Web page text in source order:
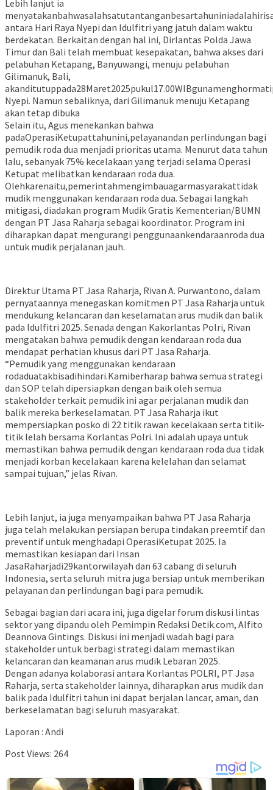
Lebih lanjut ia
antara Hari Raya Nyepi dan Idulfitri yang jatuh dalam waktu
berdekatan. Berkaitan dengan hal ini, Dirlantas Polda Jawa
Timur dan Bali telah membuat kesepakatan, bahwa akses dari
pelabuhan Ketapang, Banyuwangi, menuju pelabuhan
Gilimanuk, Bali,
Nyepi. Namun sebaliknya, dari Gilimanuk menuju Ketapang
akan tetap dibuka
Selain itu, Agus menekankan bahwa
padaOperasiKetupattahunini,pelayanandan perlindungan bagi
pemudik roda dua menjadi prioritas utama. Menurut data tahun
lalu, sebanyak 75% kecelakaan yang terjadi selama Operasi
Ketupat melibatkan kendaraan roda dua.
Olehkarenaitu,pemerintahmengimbauagarmasyarakattidak
mudik menggunakan kendaraan roda dua. Sebagai langkah
mitigasi, diadakan program Mudik Gratis Kementerian/BUMN
dengan PT Jasa Raharja sebagai koordinator. Program ini
diharapkan dapat mengurangi penggunaankendaraanroda dua
untuk mudik perjalanan jauh.
Direktur Utama PT Jasa Raharja, Rivan A. Purwantono, dalam
pernyataannya menegaskan komitmen PT Jasa Raharja untuk
mendukung kelancaran dan keselamatan arus mudik dan balik
pada Idulfitri 2025. Senada dengan Kakorlantas Polri, Rivan
mengatakan bahwa pemudik dengan kendaraan roda dua
mendapat perhatian khusus dari PT Jasa Raharja.
“Pemudik yang menggunakan kendaraan
rodaduatakbisadihindari.Kamiberharap bahwa semua strategi
dan SOP telah dipersiapkan dengan baik oleh semua
stakeholder terkait pemudik ini agar perjalanan mudik dan
balik mereka berkeselamatan. PT Jasa Raharja ikut
mempersiapkan posko di 22 titik rawan kecelakaan serta titik-
titik lelah bersama Korlantas Polri. Ini adalah upaya untuk
memastikan bahwa pemudik dengan kendaraan roda dua tidak
menjadi korban kecelakaan karena kelelahan dan selamat
sampai tujuan,” jelas Rivan.
Lebih lanjut, ia juga menyampaikan bahwa PT Jasa Raharja
juga telah melakukan persiapan berupa tindakan preemtif dan
preventif untuk menghadapi OperasiKetupat 2025. Ia
memastikan kesiapan dari Insan
JasaRaharjadi29kantorwilayah dan 63 cabang di seluruh
Indonesia, serta seluruh mitra juga bersiap untuk memberikan
pelayanan dan perlindungan bagi para pemudik.
Sebagai bagian dari acara ini, juga digelar forum diskusi lintas
sektor yang dipandu oleh Pemimpin Redaksi Detik.com, Alfito
Deannova Gintings. Diskusi ini menjadi wadah bagi para
stakeholder untuk berbagi strategi dalam memastikan
kelancaran dan keamanan arus mudik Lebaran 2025.
Dengan adanya kolaborasi antara Korlantas POLRI, PT Jasa
Raharja, serta stakeholder lainnya, diharapkan arus mudik dan
balik pada Idulfitri tahun ini dapat berjalan lancar, aman, dan
berkeselamatan bagi seluruh masyarakat.
Laporan : Andi
Post Views: 264